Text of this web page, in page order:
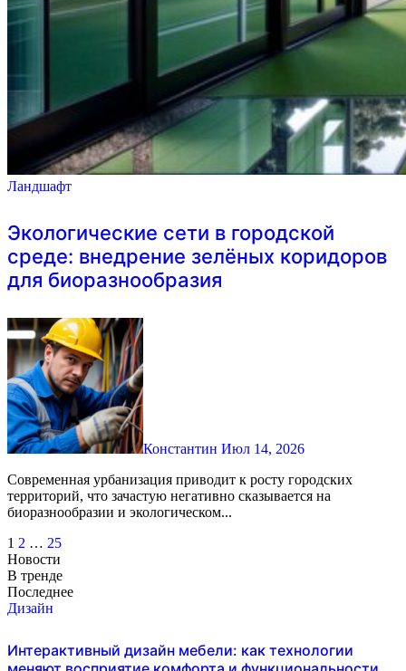
Ландшафт
Экологические сети в городской
среде: внедрение зелёных коридоров
для биоразнообразия
Константин Июл 14, 2026
Современная урбанизация приводит к росту городских
территорий, что зачастую негативно сказывается на
биоразнообразии и экологическом...
Пагинация
записей
1 2 … 25
Новости
В тренде
Последнее
Дизайн
Интерактивный дизайн мебели: как технологии